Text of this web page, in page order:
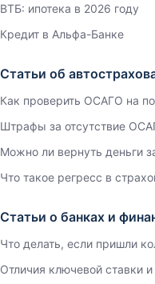
ВТБ: ипотека в 2026 году
Кредит в Альфа-Банке
Статьи об
Как проверить ОСАГО на
Штрафы за отсутствие
Можно ли вернуть деньги
Что такое регресс в
Статьи о банках и
Что делать, если пришли
Отличия ключевой ставки